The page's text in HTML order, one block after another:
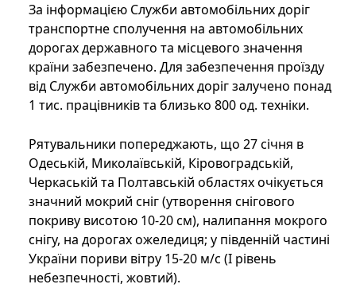
За інформацією Служби автомобільних доріг
транспортне сполучення на автомобільних
дорогах державного та місцевого значення
країни забезпечено. Для забезпечення проїзду
від Служби автомобільних доріг залучено понад
1 тис. працівників та близько 800 од. техніки.
Рятувальники попереджають, що 27 січня в
Одеській, Миколаївській, Кіровоградській,
Черкаській та Полтавській областях очікується
значний мокрий сніг (утворення снігового
покриву висотою 10-20 см), налипання мокрого
снігу, на дорогах ожеледиця; у південній частині
України пориви вітру 15-20 м/с (І рівень
небезпечності, жовтий).